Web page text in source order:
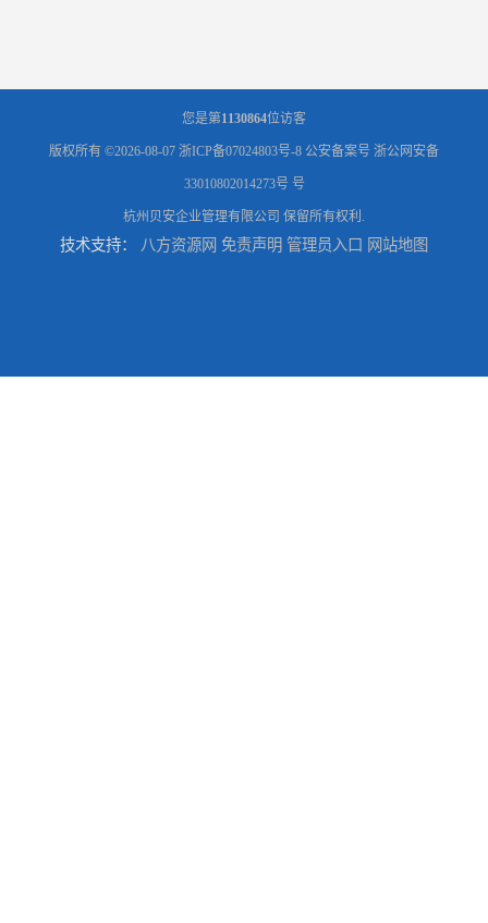
您是第1130864位访客
版权所有 ©2026-08-07 浙ICP备07024803号-8 公安备案号 浙公网安备
33010802014273号 号
杭州贝安企业管理有限公司 保留所有权利.
技术支持： 八方资源网 免责声明 管理员入口 网站地图